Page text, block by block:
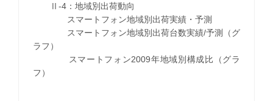
Ⅱ-4：地域別出荷動向
スマートフォン地域別出荷実績・予測
スマートフォン地域別出荷台数実績/予測（グ
ラフ）
スマートフォン2009年地域別構成比（グラ
フ）